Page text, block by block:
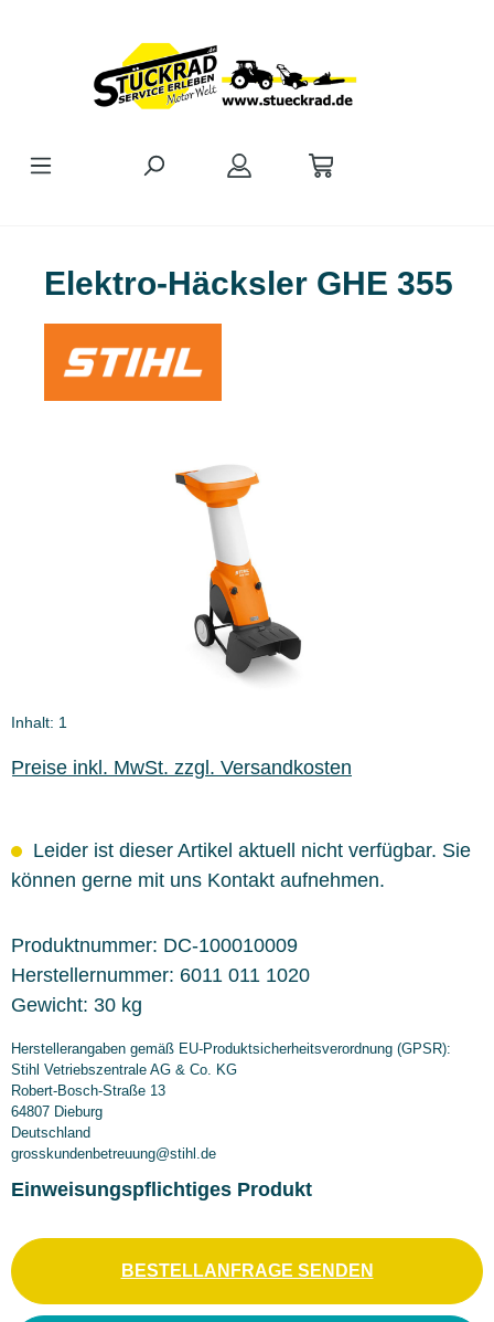
Elektro-Häcksler GHE 355
Inhalt: 1
Preise inkl. MwSt. zzgl. Versandkosten
Leider ist dieser Artikel aktuell nicht verfügbar. Sie
können gerne mit uns Kontakt aufnehmen.
Produktnummer: DC-100010009
Herstellernummer: 6011 011 1020
Gewicht: 30 kg
Herstellerangaben gemäß EU-Produktsicherheitsverordnung (GPSR):
Stihl Vetriebszentrale AG & Co. KG
Robert-Bosch-Straße 13
64807 Dieburg
Deutschland
grosskundenbetreuung@stihl.de
Einweisungspflichtiges Produkt
BESTELLANFRAGE SENDEN